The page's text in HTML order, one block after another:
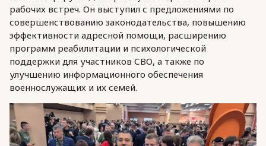
рабочих встреч. Он выступил с предложениями по
совершенствованию законодательства, повышению
эффективности адресной помощи, расширению
программ реабилитации и психологической
поддержки для участников СВО, а также по
улучшению информационного обеспечения
военнослужащих и их семей.